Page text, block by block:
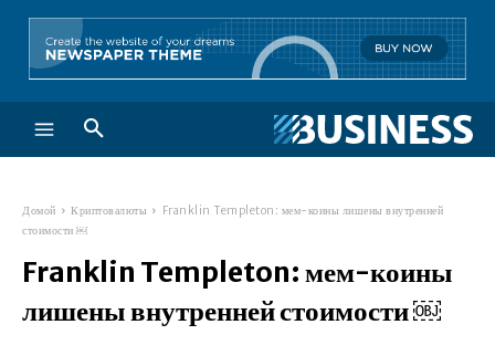
Домой Криптовалюты
Franklin Templeton: мем-коины лишены внутренней
стоимости ￼
Franklin Templeton: мем-коины
лишены внутренней стоимости ￼